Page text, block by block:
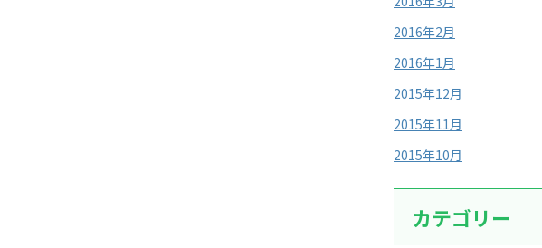
2016年2月
2016年1月
2015年12月
2015年11月
2015年10月
カテゴリー